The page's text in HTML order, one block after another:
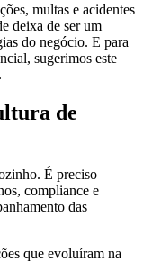
multas e acidentes
deixa de ser um
do negócio. E para
sugerimos este
.
de
É preciso
compliance e
das
que evoluíram na